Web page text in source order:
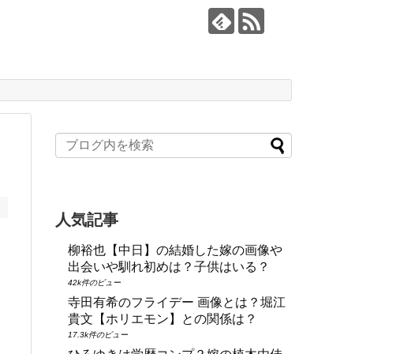
人気記事
柳裕也【中日】の結婚した嫁の画像や
出会いや馴れ初めは？子供はいる？
42k件のビュー
寺田有希のフライデー 画像とは？堀江
貴文【ホリエモン】との関係は？
17.3k件のビュー